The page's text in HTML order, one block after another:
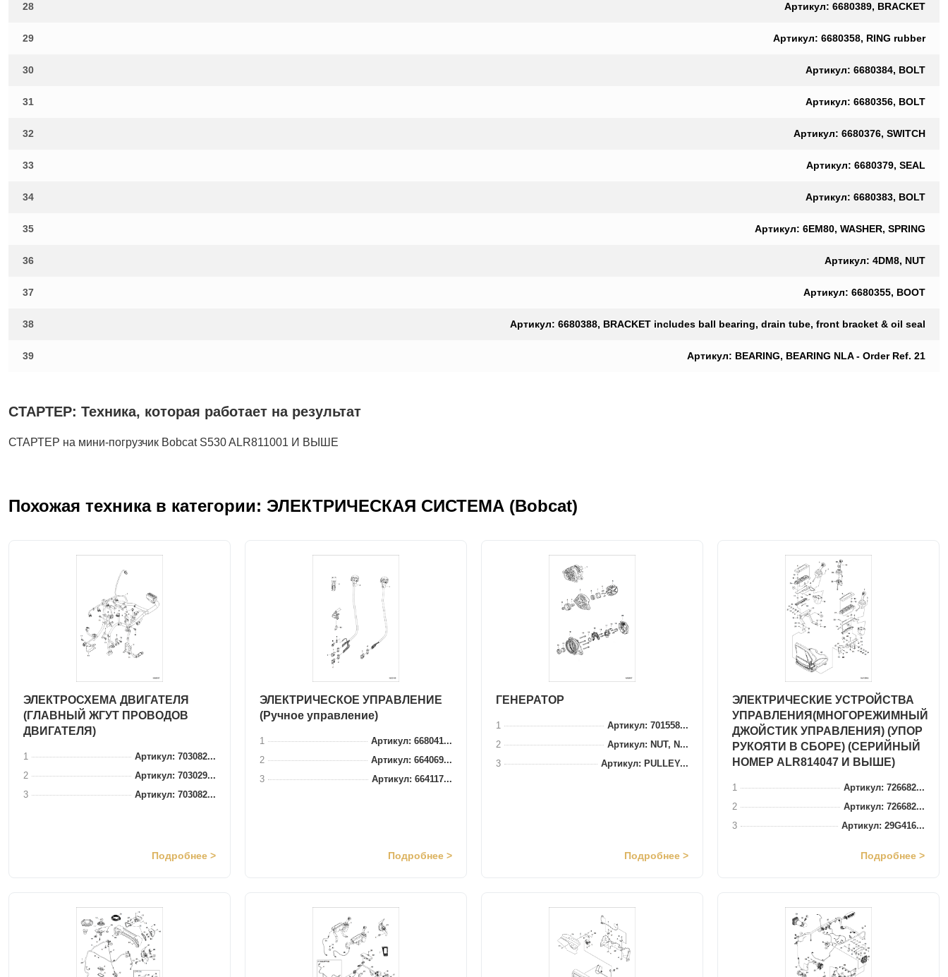
28 Артикул: 6680389, BRACKET
29 Артикул: 6680358, RING rubber
30 Артикул: 6680384, BOLT
31 Артикул: 6680356, BOLT
32 Артикул: 6680376, SWITCH
33 Артикул: 6680379, SEAL
34 Артикул: 6680383, BOLT
35 Артикул: 6EM80, WASHER, SPRING
36 Артикул: 4DM8, NUT
37 Артикул: 6680355, BOOT
38 Артикул: 6680388, BRACKET includes ball bearing, drain tube, front bracket & oil seal
39 Артикул: BEARING, BEARING NLA - Order Ref. 21
СТАРТЕР: Техника, которая работает на результат
СТАРТЕР на мини-погрузчик Bobcat S530 ALR811001 И ВЫШЕ
Похожая техника в категории: ЭЛЕКТРИЧЕСКАЯ СИСТЕМА (Bobcat)
ЭЛЕКТРОСХЕМА ДВИГАТЕЛЯ
(ГЛАВНЫЙ ЖГУТ ПРОВОДОВ
ДВИГАТЕЛЯ)
1
Артикул: 703082...
2
Артикул: 703029...
3
Артикул: 703082...
Подробнее >
ЭЛЕКТРИЧЕСКОЕ УПРАВЛЕНИЕ
(Ручное управление)
1
Артикул: 668041...
2
Артикул: 664069...
3
Артикул: 664117...
Подробнее >
ГЕНЕРАТОР
1
Артикул: 701558...
2
Артикул: NUT, N...
3
Артикул: PULLEY...
Подробнее >
ЭЛЕКТРИЧЕСКИЕ УСТРОЙСТВА
УПРАВЛЕНИЯ(МНОГОРЕЖИМНЫЙ
ДЖОЙСТИК УПРАВЛЕНИЯ) (УПОР
РУКОЯТИ В СБОРЕ) (СЕРИЙНЫЙ
НОМЕР ALR814047 И ВЫШЕ)
1
Артикул: 726682...
2
Артикул: 726682...
3
Артикул: 29G416...
Подробнее >